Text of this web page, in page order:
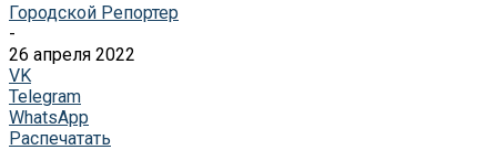
Городской Репортер
-
26 апреля 2022
VK
Telegram
WhatsApp
Распечатать